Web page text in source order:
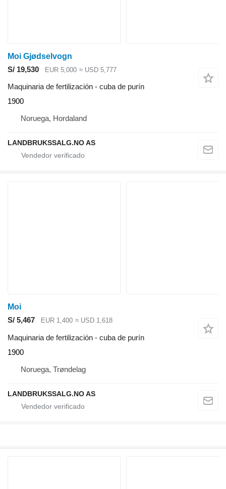
Moi Gjødselvogn
S/ 19,530
EUR 5,000 ≈ USD 5,777
Maquinaria de fertilización - cuba de purín
1900
Noruega, Hordaland
LANDBRUKSSALG.NO AS
Moi
S/ 5,467
EUR 1,400 ≈ USD 1,618
Maquinaria de fertilización - cuba de purín
1900
Noruega, Trøndelag
LANDBRUKSSALG.NO AS